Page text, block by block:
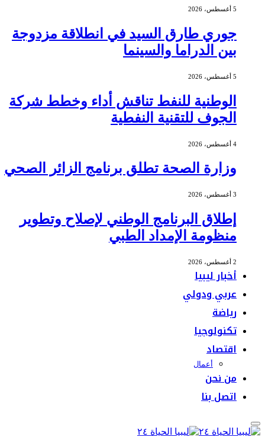
جوري طارق السيد في انطلاقة مزدوجة
بين الدراما والسينما
الوطنية للنفط تناقش أداء وخطط شركة
الجوف للتقنية النفطية
وزارة الصحة تطلق برنامج الزائر الصحي
إطلاق البرنامج الوطني لإصلاح وتطوير
منظومة الإمداد الطبي
أخبار ليبيا
عربي ودولي
رياضة
تكنولوجيا
اقتصاد
أعمال
من نحن
اتصل بنا